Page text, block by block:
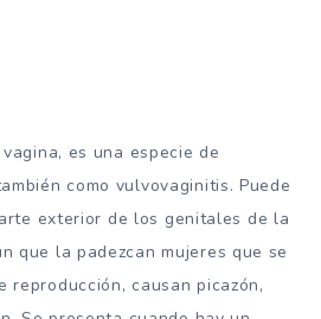
es una especie de
como vulvovaginitis. Puede
exterior de los genitales de la
que la padezcan mujeres que se
reproducción, causan picazón,